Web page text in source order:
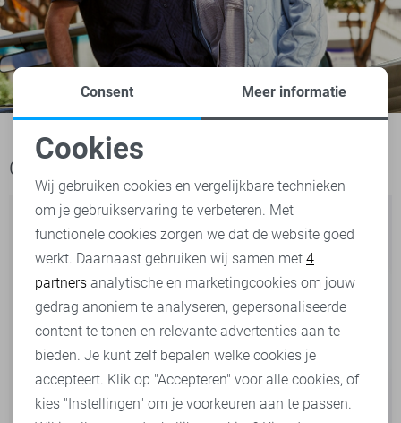
Ook het bekijken waard
Noodzakelijke cookies
Personalisatie cookies
Analytische cookies
Marketing cookies
Consent Meer informatie
Cookies
Wij gebruiken cookies en vergelijkbare technieken
om je gebruikservaring te verbeteren. Met
functionele cookies zorgen we dat de website goed
werkt. Daarnaast gebruiken wij samen met 4
partners analytische en marketingcookies om jouw
gedrag anoniem te analyseren, gepersonaliseerde
content te tonen en relevante advertenties aan te
bieden. Je kunt zelf bepalen welke cookies je
accepteert. Klik op "Accepteren" voor alle cookies, of
kies "Instellingen" om je voorkeuren aan te passen.